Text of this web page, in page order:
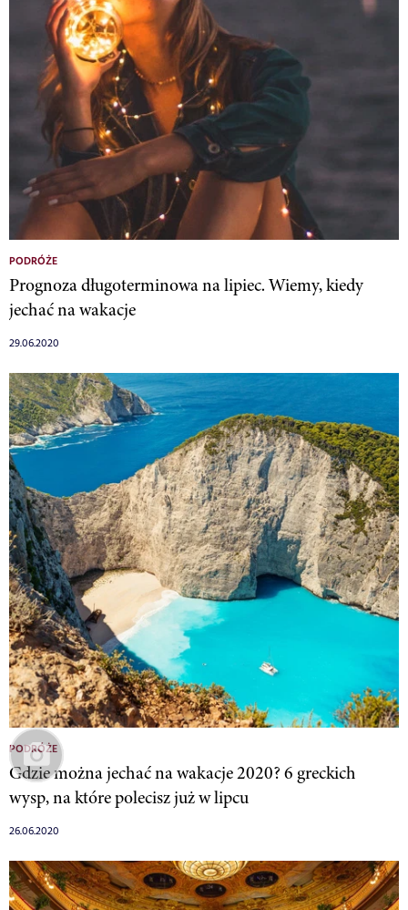
PODRÓŻE
Prognoza długoterminowa na lipiec. Wiemy, kiedy
jechać na wakacje
29.06.2020
PODRÓŻE
Gdzie można jechać na wakacje 2020? 6 greckich
wysp, na które polecisz już w lipcu
26.06.2020